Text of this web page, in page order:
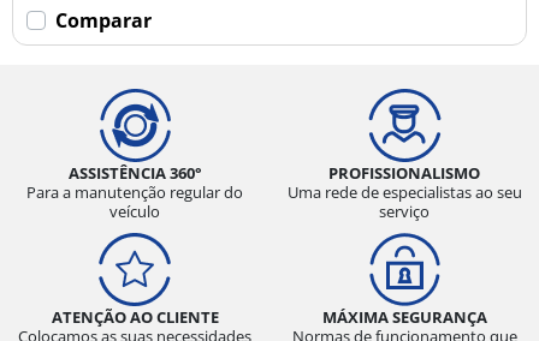
Comparar
ASSISTÊNCIA 360°
Para a manutenção regular do
veículo
PROFISSIONALISMO
Uma rede de especialistas ao seu
serviço
ATENÇÃO AO CLIENTE
Colocamos as suas necessidades
MÁXIMA SEGURANÇA
Normas de funcionamento que